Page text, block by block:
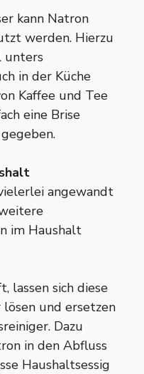
kann Natron
werden. Hierzu
unters
in der Küche
Kaffee und Tee
eine Brise
angewandt
im Haushalt
lassen sich diese
und ersetzen
Dazu
in den Abfluss
Haushaltsessig